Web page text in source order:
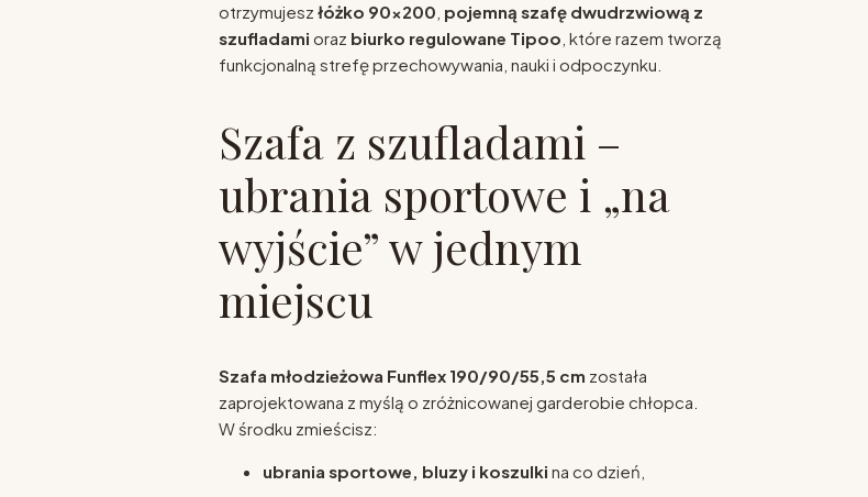
otrzymujesz łóżko 90x200 pojemną szafę dwudrzwiową z
szufladami oraz biurko regulowane Tipoo , które razem tworzą
funkcjonalną strefę przechowywania, nauki i odpoczynku.
Szafa z szufladami –
ubrania sportowe i „na
wyjście” w jednym
miejscu
Szafa młodzieżowa Funflex 190/90/55,5 cm została
zaprojektowana z myślą o zróżnicowanej garderobie chłopca.
W środku zmieścisz:
ubrania sportowe, bluzy i koszulki na co dzień,